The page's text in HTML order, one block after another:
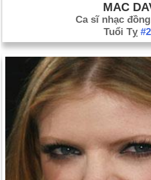
MAC
Ca sĩ nhạc
Tuổi Tỵ